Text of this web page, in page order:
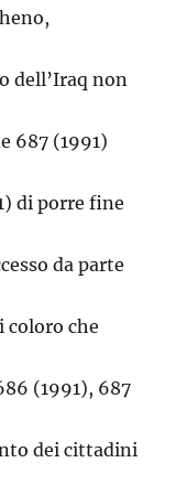
dell’Iraq non
687 (1991)
di porre fine
da parte
che
(1991), 687
dei cittadini